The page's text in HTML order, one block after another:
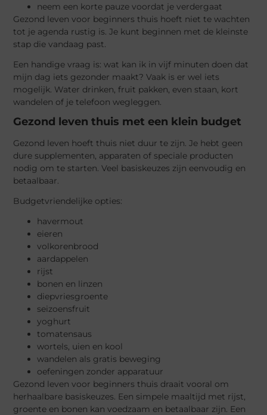
neem een korte pauze voordat je verdergaat
Gezond leven voor beginners thuis hoeft niet te wachten
tot je agenda rustig is. Je kunt beginnen met de kleinste
stap die vandaag past.
Een handige vraag is: wat kan ik in vijf minuten doen dat
mijn dag iets gezonder maakt? Vaak is er wel iets
mogelijk. Water drinken, fruit pakken, even staan, kort
wandelen of je telefoon wegleggen.
Gezond leven thuis met een klein budget
Gezond leven hoeft thuis niet duur te zijn. Je hebt geen
dure supplementen, apparaten of speciale producten
nodig om te starten. Veel basiskeuzes zijn eenvoudig en
betaalbaar.
Budgetvriendelijke opties:
havermout
eieren
volkorenbrood
aardappelen
rijst
bonen en linzen
diepvriesgroente
seizoensfruit
yoghurt
tomatensaus
wortels, uien en kool
wandelen als gratis beweging
oefeningen zonder apparatuur
Gezond leven voor beginners thuis draait vooral om
herhaalbare basiskeuzes. Een simpele maaltijd met rijst,
groente en bonen kan voedzaam en betaalbaar zijn. Een